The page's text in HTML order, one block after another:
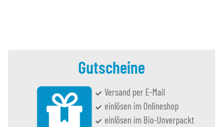
Gutscheine
Versand per E-Mail
einlösen im Onlineshop
einlösen im Bio-Unverpackt